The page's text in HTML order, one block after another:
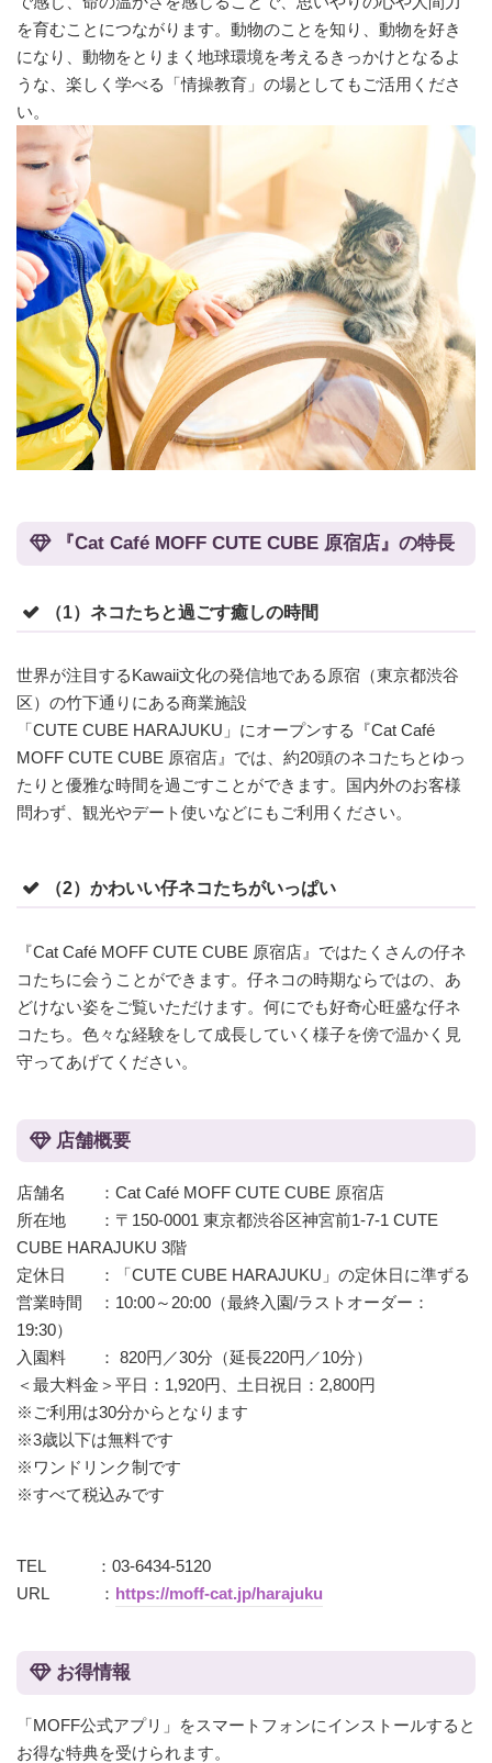
を育むことにつながります。動物のことを知り、動物を好き
になり、動物をとりまく地球環境を考えるきっかけとなるよ
うな、楽しく学べる「情操教育」の場としてもご活用くださ
い。
『Cat Café MOFF CUTE CUBE 原宿店』の特長
（1）ネコたちと過ごす癒しの時間
世界が注目するKawaii文化の発信地である原宿（東京都渋谷
区）の竹下通りにある商業施設
「CUTE CUBE HARAJUKU」にオープンする『Cat Café
MOFF CUTE CUBE 原宿店』では、約20頭のネコたちとゆっ
たりと優雅な時間を過ごすことができます。国内外のお客様
問わず、観光やデート使いなどにもご利用ください。
（2）かわいい仔ネコたちがいっぱい
『Cat Café MOFF CUTE CUBE 原宿店』ではたくさんの仔ネ
コたちに会うことができます。仔ネコの時期ならではの、あ
どけない姿をご覧いただけます。何にでも好奇心旺盛な仔ネ
コたち。色々な経験をして成長していく様子を傍で温かく見
守ってあげてください。
店舗概要
店舗名 ：Cat Café MOFF CUTE CUBE 原宿店
所在地 ：〒150-0001 東京都渋谷区神宮前1-7-1 CUTE
CUBE HARAJUKU 3階
定休日 ：「CUTE CUBE HARAJUKU」の定休日に準ずる
営業時間 ：10:00～20:00（最終入園/ラストオーダー：
19:30）
入園料 ： 820円／30分（延長220円／10分）
＜最大料金＞平日：1,920円、土日祝日：2,800円
※ご利用は30分からとなります
※3歳以下は無料です
※ワンドリンク制です
※すべて税込みです
TEL ：03-6434-5120
URL ： https://moff-cat.jp/harajuku
お得情報
「MOFF公式アプリ」をスマートフォンにインストールすると
お得な特典を受けられます。